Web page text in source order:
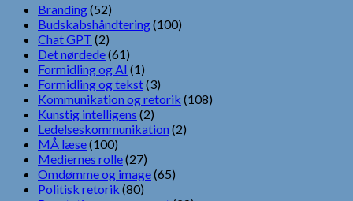
Branding(52)
Budskabshåndtering(100)
Chat GPT (2)
Det nørdede(61)
Formidling og AI (1)
Formidling og tekst(3)
Kommunikation og retorik (108)
Kunstig intelligens (2)
Ledelseskommunikation (2)
MÅ læse(100)
Mediernes rolle(27)
Omdømme og image(65)
Politisk retorik (80)